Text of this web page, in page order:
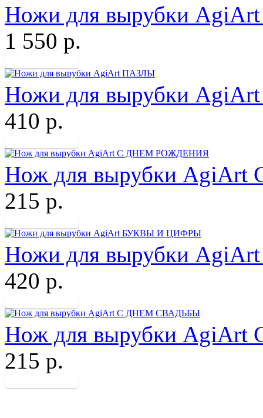
Ножи для вырубки
1 550 р.
Ножи для вырубки
410 р.
Нож для вырубки
215 р.
Ножи для вырубки
420 р.
Нож для вырубки
215 р.